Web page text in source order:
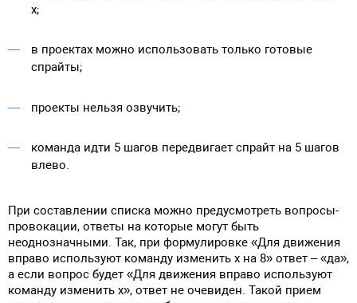
х;
в проектах можно использовать только готовые
спрайты;
проекты нельзя озвучить;
команда идти 5 шагов передвигает спрайт на 5 шагов
влево.
При составлении списка можно предусмотреть вопросы-
провокации, ответы на которые могут быть
неоднозначными. Так, при формулировке «Для движения
вправо используют команду изменить х на 8» ответ – «да»,
а если вопрос будет «Для движения вправо используют
команду изменить х», ответ не очевиден. Такой прием